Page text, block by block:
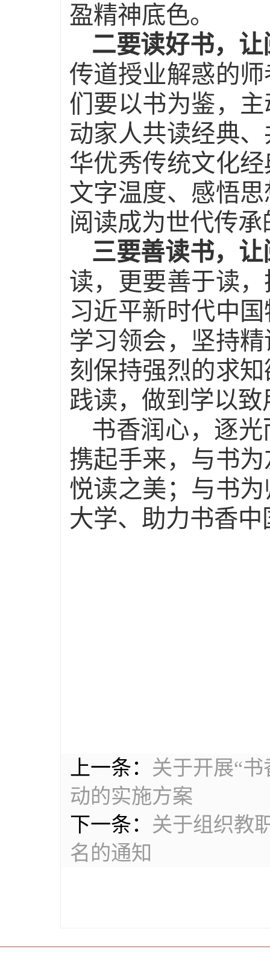
盈精神底色。
二要读好书，
传道授业解惑的
们要以书为鉴，
动家人共读经典
华优秀传统文化
文字温度、感悟
阅读成为世代传
三要善读书，
读，更要善于读
习近平新时代中
学习领会，坚持
刻保持强烈的求
践读，做到学以
书香润心，逐
携起手来，与书
悦读之美；与书
大学、助力书香
上一条： 关于开展“
动的实施方案
下一条： 关于组织教
名的通知